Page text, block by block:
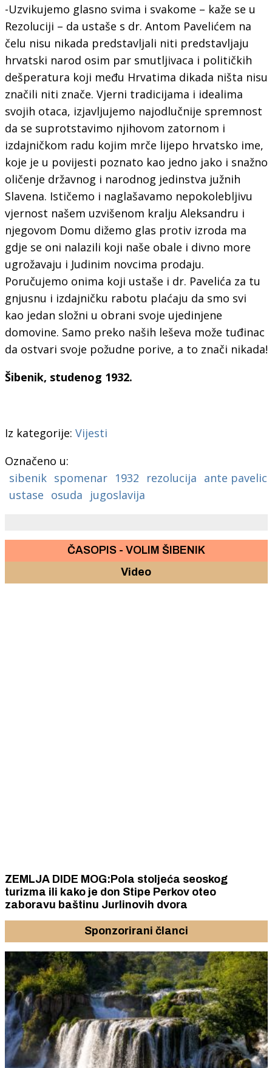
-Uzvikujemo glasno svima i svakome – kaže se u
Rezoluciji – da ustaše s dr. Antom Pavelićem na
čelu nisu nikada predstavljali niti predstavljaju
hrvatski narod osim par smutljivaca i političkih
dešperatura koji među Hrvatima dikada ništa nisu
značili niti znače. Vjerni tradicijama i idealima
svojih otaca, izjavljujemo najodlučnije spremnost
da se suprotstavimo njihovom zatornom i
izdajničkom radu kojim mrče lijepo hrvatsko ime,
koje je u povijesti poznato kao jedno jako i snažno
oličenje državnog i narodnog jedinstva južnih
Slavena. Ističemo i naglašavamo nepokolebljivu
vjernost našem uzvišenom kralju Aleksandru i
njegovom Domu dižemo glas protiv izroda ma
gdje se oni nalazili koji naše obale i divno more
ugrožavaju i Judinim novcima prodaju.
Poručujemo onima koji ustaše i dr. Pavelića za tu
gnjusnu i izdajničku rabotu plaćaju da smo svi
kao jedan složni u obrani svoje ujedinjene
domovine. Samo preko naših leševa može tuđinac
da ostvari svoje požudne porive, a to znači nikada!
Šibenik, studenog 1932.
Iz kategorije: Vijesti
Označeno u:
sibenik spomenar 1932 rezolucija ante pavelic
ustase osuda jugoslavija
ČASOPIS - VOLIM ŠIBENIK
Video
ZEMLJA DIDE MOG:Pola stoljeća seoskog
turizma ili kako je don Stipe Perkov oteo
zaboravu baštinu Jurlinovih dvora
Sponzorirani članci